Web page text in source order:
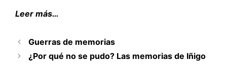
Leer más…
Guerras de memorias
¿Por qué no se pudo? Las memorias de Iñigo